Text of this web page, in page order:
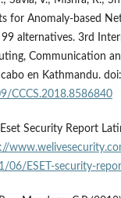
for Anomaly-based
alternatives. 3rd
Communication
en Kathmandu. doi:
CCCS.2018.8586840
Security Report
06/ESET-security-